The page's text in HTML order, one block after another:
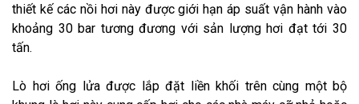
thiết kế các nồi hơi này được giới hạn áp suất vận hành vào
khoảng 30 bar tương đương với sản lượng hơi đạt tới 30
tấn.
Lò hơi ống lửa được lắp đặt liền khối trên cùng một bộ